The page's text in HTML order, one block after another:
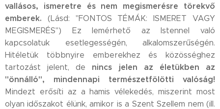
vallásos, ismeretre és nem megismerésre törekvő
emberek. (Lásd: "FONTOS TÉMÁK: ISMERET VAGY
MEGISMERÉS") Ez lemérhető az Istennel való
kapcsolatuk esetlegességén, alkalomszerűségén.
Hitéletük többnyire emberekhez és közösséghez
tartozást jelent, de nincs jelen az életükben az
"önnálló", mindennapi természetfölötti valóság!
Mindezt erősíti az a hamis vélekedés, miszerint most
olyan időszakot élünk, amikor is a Szent Szellem nem (ill.